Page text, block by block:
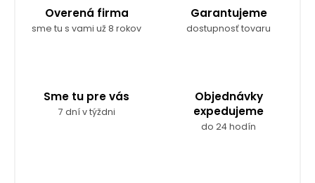
Overená firma
sme tu s vami už 8 rokov
Garantujeme
dostupnosť tovaru
Sme tu pre vás
7 dní v týždni
Objednávky
expedujeme
do 24 hodín